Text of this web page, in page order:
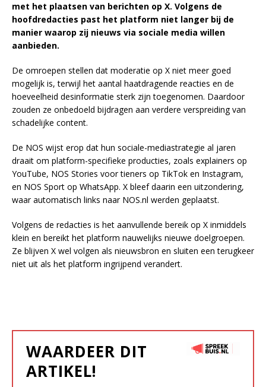
met het plaatsen van berichten op X. Volgens de
hoofdredacties past het platform niet langer bij de
manier waarop zij nieuws via sociale media willen
aanbieden.
De omroepen stellen dat moderatie op X niet meer goed
mogelijk is, terwijl het aantal haatdragende reacties en de
hoeveelheid desinformatie sterk zijn toegenomen. Daardoor
zouden ze onbedoeld bijdragen aan verdere verspreiding van
schadelijke content.
De NOS wijst erop dat hun sociale-mediastrategie al jaren
draait om platform-specifieke producties, zoals explainers op
YouTube, NOS Stories voor tieners op TikTok en Instagram,
en NOS Sport op WhatsApp. X bleef daarin een uitzondering,
waar automatisch links naar NOS.nl werden geplaatst.
Volgens de redacties is het aanvullende bereik op X inmiddels
klein en bereikt het platform nauwelijks nieuwe doelgroepen.
Ze blijven X wel volgen als nieuwsbron en sluiten een terugkeer
niet uit als het platform ingrijpend verandert.
WAARDEER DIT
ARTIKEL!